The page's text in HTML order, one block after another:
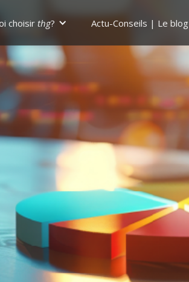
choisir thg? Actu-Conseils | Le blog